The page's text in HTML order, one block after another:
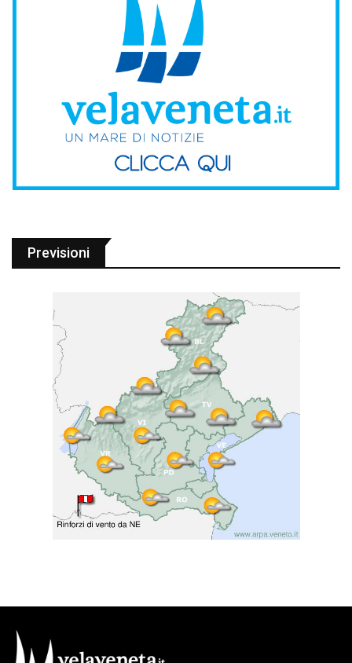
Previsioni